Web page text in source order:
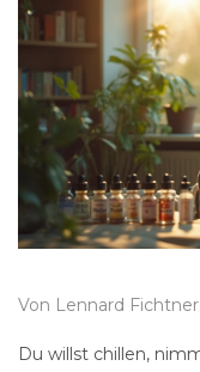
Von Lennard
Du willst chillen,